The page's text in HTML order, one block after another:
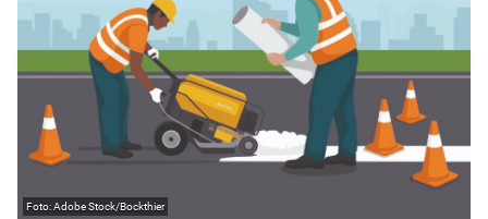
Adobe Stock/Bockthier